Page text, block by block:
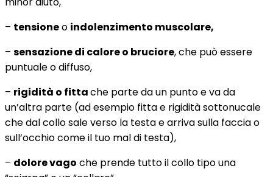
– tensioneo indolenzimento muscolare,
– sensazione di calore o bruciore, che può essere
puntuale o diffuso,
– rigidità o fittache parte da un punto e va da
un’altra parte (ad esempio fitta e rigidità sottonucale
che dal collo sale verso la testa e arriva sulla faccia o
sull’occhio come il tuo mal di testa),
– dolore vago che prende tutto il collo tipo una